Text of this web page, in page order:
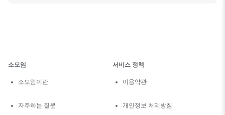
소모임
소모임이란
자주하는 질문
서비스 정책
이용약관
개인정보 처리방침